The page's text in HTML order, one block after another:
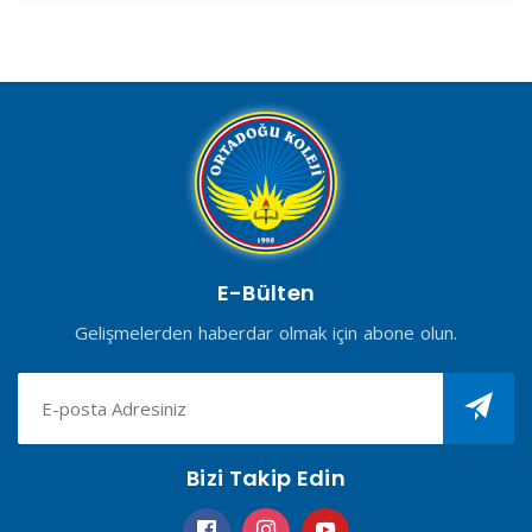
E-Bülten
Gelişmelerden haberdar olmak için abone olun.
Bizi Takip Edin